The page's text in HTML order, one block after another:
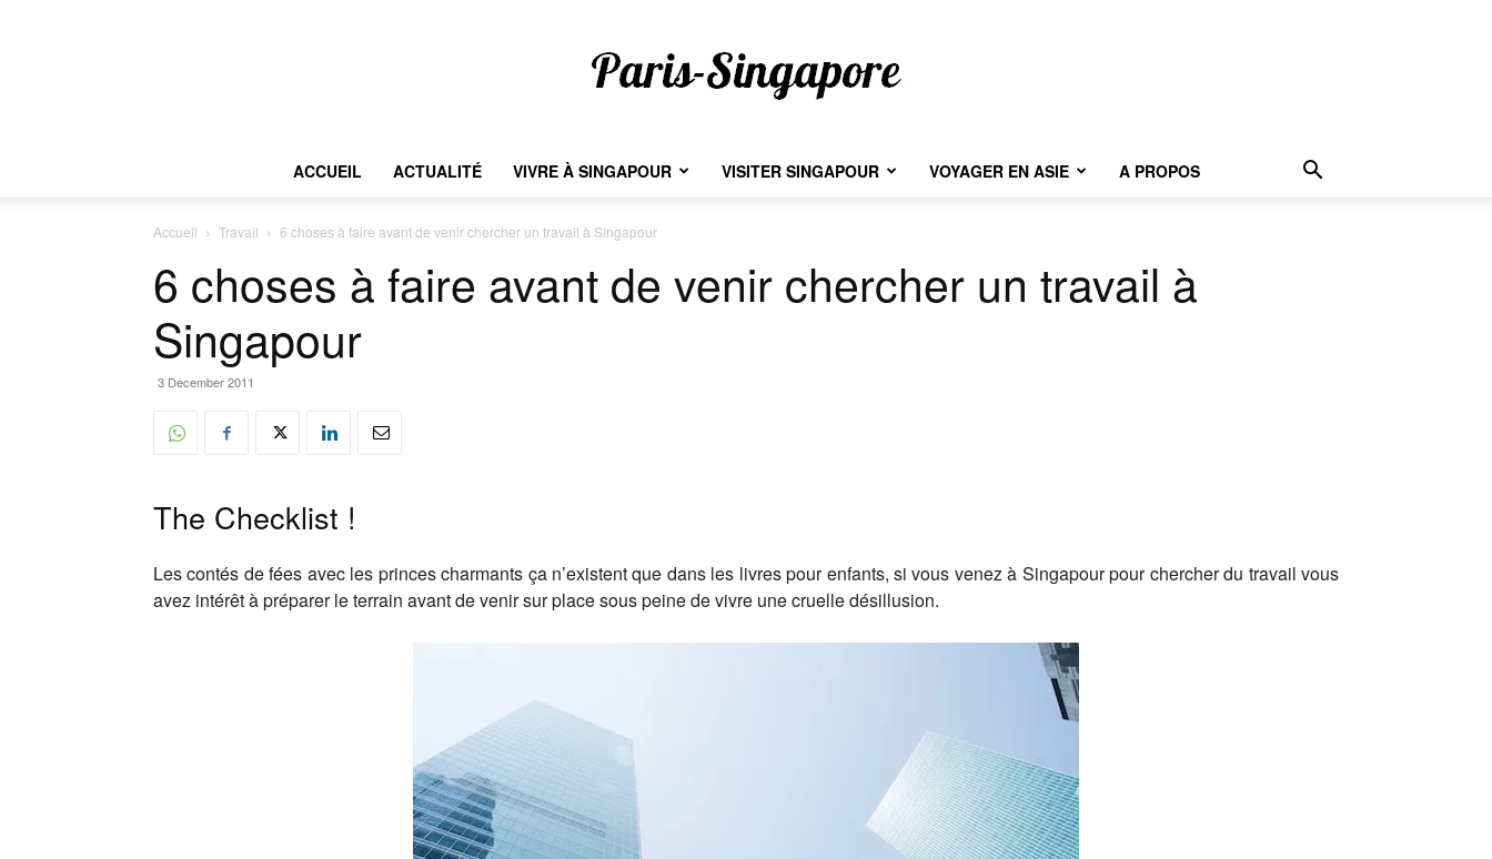
Paris-
ACCUEIL ACTUALITÉ VIVRE À SINGAPOUR VISITER SINGAPOUR VOYAGER EN ASIE A PROPOS
Accueil Travail 6 choses à faire avant de venir chercher un travail à Singapour
6 choses à faire avant de venir chercher un travail à
Singapour
3 December 2011
The Checklist !
Les contés de fées avec les princes charmants ça n’existent que dans les livres pour enfants, si vous venez à Singapour pour chercher du travail vous
avez intérêt à préparer le terrain avant de venir sur place sous peine de vivre une cruelle désillusion.